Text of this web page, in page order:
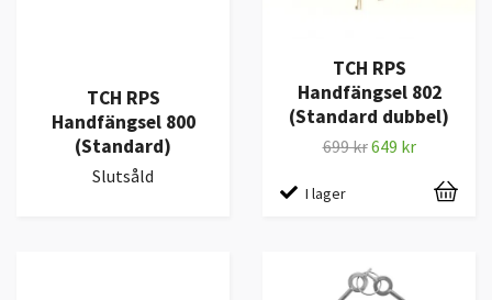
TCH RPS
Handfängsel 800
(Standard)
Slutsåld
TCH RPS
Handfängsel 802
(Standard dubbel)
699 kr649 kr
I lager